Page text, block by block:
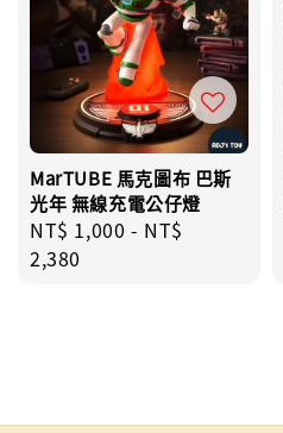
MarTUBE 馬克圖布 巴斯
光年 無線充電公仔燈
Regular
price
NT$ 1,000 - NT$
2,380